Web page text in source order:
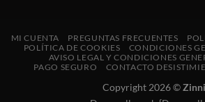
MI CUENTA PREGUNTAS FRECUENTES
POLÍTICA DE COOKIES
CONDICIONES
AVISO LEGAL Y CONDICIONES
PAGO SEGURO
CONTACTO
Copyright 2026 ©